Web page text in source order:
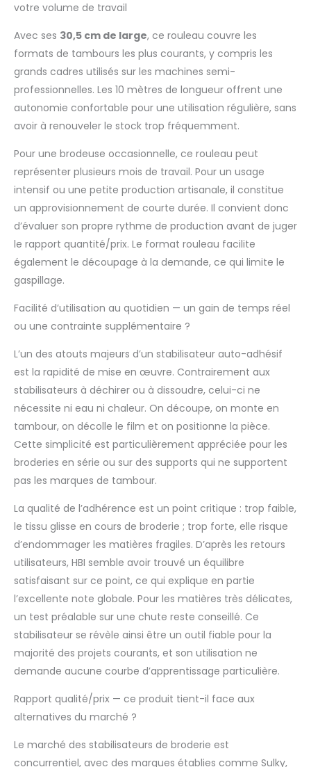
votre volume de travail
Avec ses 30,5 cm de large, ce rouleau couvre les
formats de tambours les plus courants, y compris les
grands cadres utilisés sur les machines semi-
professionnelles. Les 10 mètres de longueur offrent une
autonomie confortable pour une utilisation régulière, sans
avoir à renouveler le stock trop fréquemment.
Pour une brodeuse occasionnelle, ce rouleau peut
représenter plusieurs mois de travail. Pour un usage
intensif ou une petite production artisanale, il constitue
un approvisionnement de courte durée. Il convient donc
d’évaluer son propre rythme de production avant de juger
le rapport quantité/prix. Le format rouleau facilite
également le découpage à la demande, ce qui limite le
gaspillage.
Facilité d’utilisation au quotidien — un gain de temps réel
ou une contrainte supplémentaire ?
L’un des atouts majeurs d’un stabilisateur auto-adhésif
est la rapidité de mise en œuvre. Contrairement aux
stabilisateurs à déchirer ou à dissoudre, celui-ci ne
nécessite ni eau ni chaleur. On découpe, on monte en
tambour, on décolle le film et on positionne la pièce.
Cette simplicité est particulièrement appréciée pour les
broderies en série ou sur des supports qui ne supportent
pas les marques de tambour.
La qualité de l’adhérence est un point critique : trop faible,
le tissu glisse en cours de broderie ; trop forte, elle risque
d’endommager les matières fragiles. D’après les retours
utilisateurs, HBI semble avoir trouvé un équilibre
satisfaisant sur ce point, ce qui explique en partie
l’excellente note globale. Pour les matières très délicates,
un test préalable sur une chute reste conseillé. Ce
stabilisateur se révèle ainsi être un outil fiable pour la
majorité des projets courants, et son utilisation ne
demande aucune courbe d’apprentissage particulière.
Rapport qualité/prix — ce produit tient-il face aux
alternatives du marché ?
Le marché des stabilisateurs de broderie est
concurrentiel, avec des marques établies comme Sulky,